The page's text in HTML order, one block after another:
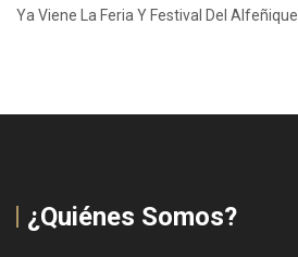
Ya Viene La Feria Y Festival Del Alfeñique
¿Quiénes Somos?